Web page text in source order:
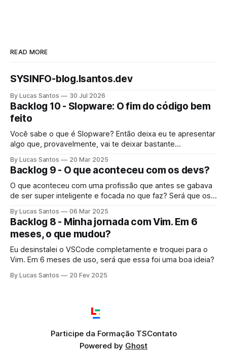
READ MORE
SYSINFO-blog.lsantos.dev
By Lucas Santos 30 Jul 2026
Backlog 10 - Slopware: O fim do código bem
feito
Você sabe o que é Slopware? Então deixa eu te apresentar
algo que, provavelmente, vai te deixar bastante
By Lucas Santos 20 Mar 2025
Backlog 9 - O que aconteceu com os devs?
O que aconteceu com uma profissão que antes se gabava
de ser super inteligente e focada no que faz? Será que os
By Lucas Santos 06 Mar 2025
Backlog 8 - Minha jornada com Vim. Em 6
meses, o que mudou?
Eu desinstalei o VSCode completamente e troquei para o
Vim. Em 6 meses de uso, será que essa foi uma boa ideia?
By Lucas Santos 20 Fev 2025
Participe da Formação TSContato
Powered by Ghost